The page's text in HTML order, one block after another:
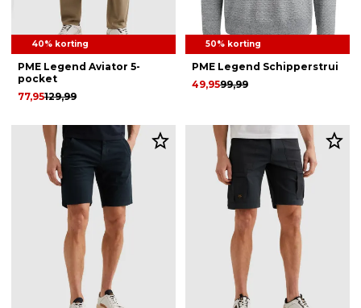
40% korting
PME Legend Aviator 5-
pocket
129,99
77,95
50% korting
PME Legend Schipperstrui
99,99
49,95